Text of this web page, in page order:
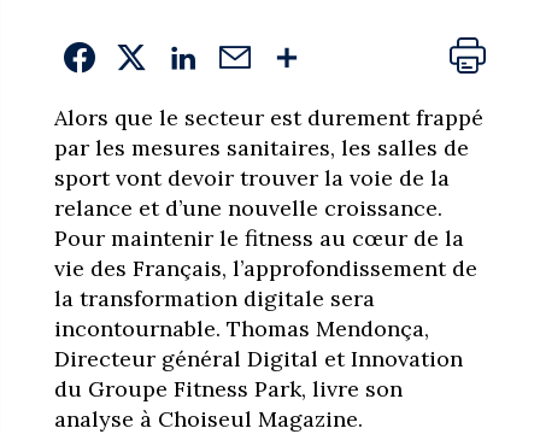
Alors que le secteur est durement frappé
par les mesures sanitaires, les salles de
sport vont devoir trouver la voie de la
relance et d’une nouvelle croissance.
Pour maintenir le fitness au cœur de la
vie des Français, l’approfondissement de
la transformation digitale sera
incontournable. Thomas Mendonça,
Directeur général Digital et Innovation
du Groupe Fitness Park, livre son
analyse à Choiseul Magazine.